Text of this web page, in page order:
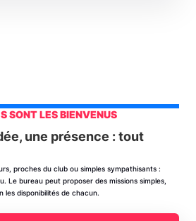
SONT LES BIENVENUS
une présence : tout
proches du club ou simples sympathisants :
Le bureau peut proposer des missions simples,
les disponibilités de chacun.